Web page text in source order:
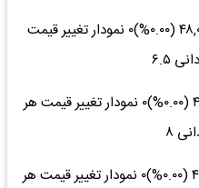
هر کیلو ناودانی ۶.۵ ۶ متری ۴۲ ۴۸,۰۰۰ (۰.۰۰%)۰ نمودار تغییر قیمت
۶.۵
هر کیلو ناودانی ۸ ۶ متری ۴۲ ۴۸,۰۰۰ (۰.۰۰%)۰ نمودار تغییر قیمت هر
۸
هر کیلو ناودانی ۱۰ ۶ متری ۵۲ ۴۸,۰۰۰ (۰.۰۰%)۰ نمودار تغییر قیمت هر